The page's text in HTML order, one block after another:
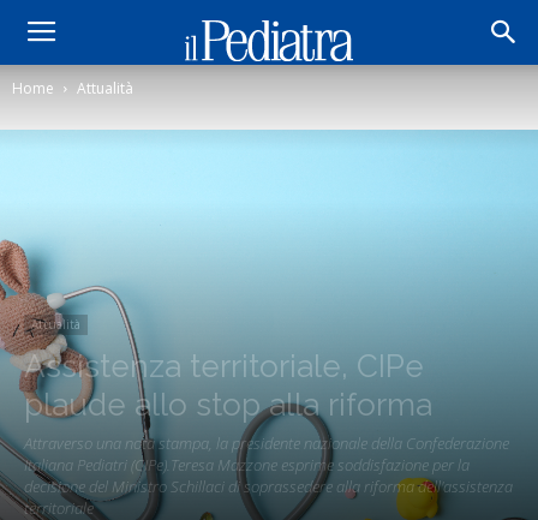
Home Attualità
Attualità
Assistenza territoriale, CIPe
plaude allo stop alla riforma
Attraverso una nota stampa, la presidente nazionale della Confederazione
Italiana Pediatri (CIPe).Teresa Mazzone esprime soddisfazione per la
decisione del Ministro Schillaci di soprassedere alla riforma dell'assistenza
territoriale